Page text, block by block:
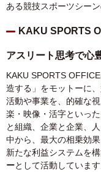
ある競技スポーツシー
KAKU SPORTS
アスリート思考で心
KAKU SPORTS
造する」をモットーに
活動や事業を、的確な
楽・映像・活字といっ
と組織、企業と企業、
中から、最大の相乗効
新たな利益システムを
ーとして活動していま